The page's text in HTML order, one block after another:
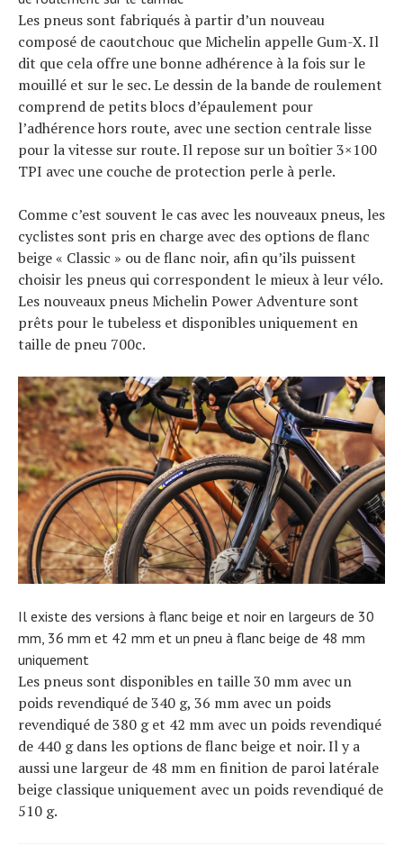
Les pneus sont fabriqués à partir d’un nouveau
composé de caoutchouc que Michelin appelle Gum-X. Il
dit que cela offre une bonne adhérence à la fois sur le
mouillé et sur le sec. Le dessin de la bande de roulement
comprend de petits blocs d’épaulement pour
l’adhérence hors route, avec une section centrale lisse
pour la vitesse sur route. Il repose sur un boîtier 3×100
TPI avec une couche de protection perle à perle.
Comme c’est souvent le cas avec les nouveaux pneus, les
cyclistes sont pris en charge avec des options de flanc
beige « Classic » ou de flanc noir, afin qu’ils puissent
choisir les pneus qui correspondent le mieux à leur vélo.
Les nouveaux pneus Michelin Power Adventure sont
prêts pour le tubeless et disponibles uniquement en
taille de pneu 700c.
Il existe des versions à flanc beige et noir en largeurs de 30
mm, 36 mm et 42 mm et un pneu à flanc beige de 48 mm
uniquement
Les pneus sont disponibles en taille 30 mm avec un
poids revendiqué de 340 g, 36 mm avec un poids
revendiqué de 380 g et 42 mm avec un poids revendiqué
de 440 g dans les options de flanc beige et noir. Il y a
aussi une largeur de 48 mm en finition de paroi latérale
beige classique uniquement avec un poids revendiqué de
510 g.